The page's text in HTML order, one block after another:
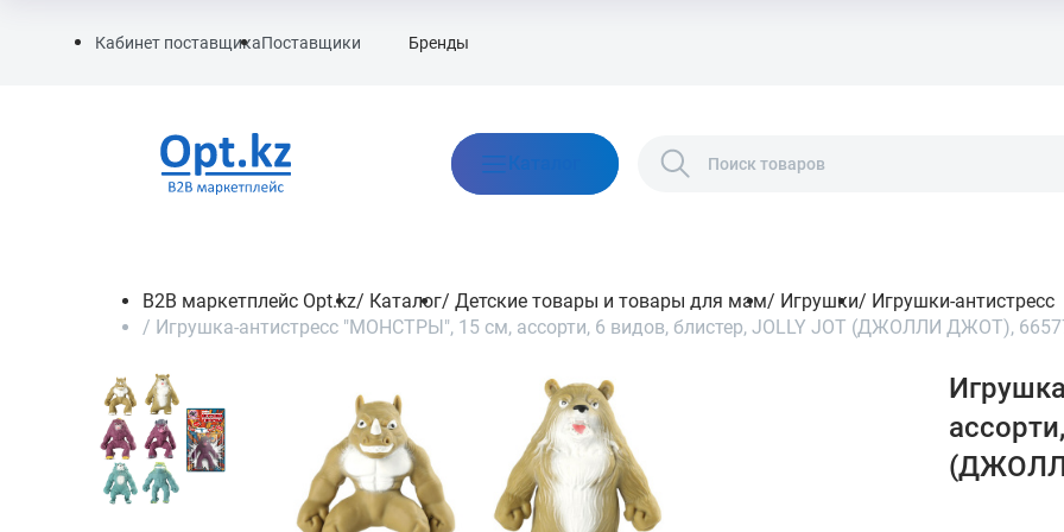
Кабинет поставщикаПоставщики Бренды
Каталог
B2B маркетплейс Opt.kz/ Каталог/ Детские товары и товары для мам/ Игрушки/ Игрушки-антистресс
/ Игрушка-антистресс "МОНСТРЫ", 15 см, ассорти, 6 видов, блистер, JOLLY JOT (ДЖОЛЛИ ДЖОТ),